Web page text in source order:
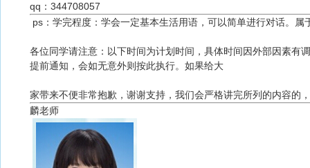
qq：344708057
ps： 学完程度：学会一定基本生活用语，可以简单进行对话。属
各位同学请注意：以下时间为计划时间，具体时间因外部因素有
提前通知，会如无意外则按此执行。如果给大
家带来不便非常抱歉，谢谢支持，我们会严格讲完所列的内容的
麟老师